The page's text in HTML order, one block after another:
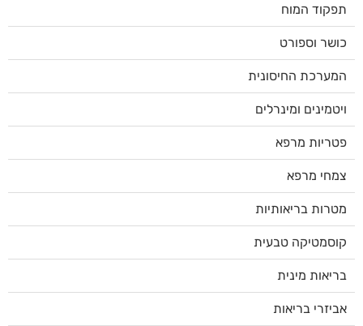
תפקוד המוח
כושר וספורט
המערכת החיסונית
ויטמינים ומינרלים
פטריות מרפא
צמחי מרפא
מטרות בריאותיות
קוסמטיקה טבעית
בריאות מינית
אביזרי בריאות